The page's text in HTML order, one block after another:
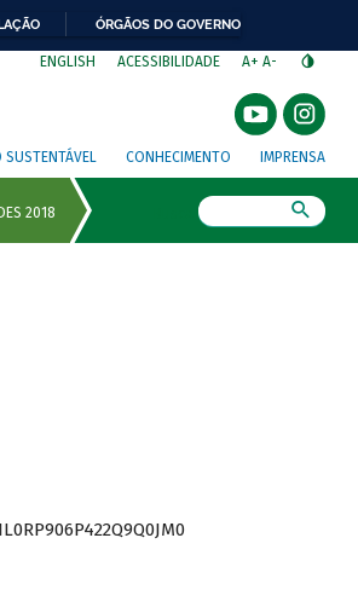
ÓRGÃOS DO GOVERNO
ENGLISH ACESSIBILIDADE A+ A-
CONHECIMENTO IMPRENSA